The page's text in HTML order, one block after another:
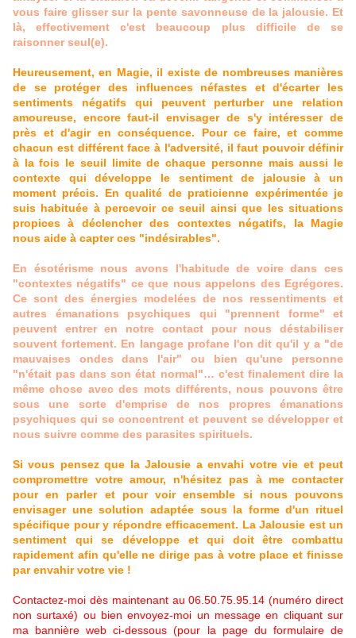
vous faire glisser sur la pente savonneuse de la jalousie. Et
là, effectivement c'est beaucoup plus difficile de se
raisonner seul(e).
Heureusement, en Magie, il existe de nombreuses manières
de se protéger des influences néfastes et d'écarter les
sentiments négatifs qui peuvent perturber une relation
amoureuse, encore faut-il envisager de s'y intéresser de
près et d'agir en conséquence. Pour ce faire, et comme
chacun est différent face à l'adversité, il faut pouvoir définir
à la fois le seuil limite de chaque personne mais aussi le
contexte qui développe le sentiment de jalousie à un
moment précis. En qualité de praticienne expérimentée je
suis habituée à percevoir ce seuil ainsi que les situations
propices à déclencher des contextes négatifs, la Magie
nous aide à capter ces "indésirables".
En ésotérisme nous avons l'habitude de voire dans ces
"contextes négatifs" ce que nous appelons des Egrégores.
Ce sont des énergies modelées de nos ressentiments et
autres émanations psychiques qui "prennent forme" et
peuvent entrer en notre contact pour nous déstabiliser
souvent fortement. En langage profane l'on dit qu'il y a "de
mauvaises ondes dans l'air" ou bien qu'une personne
"n'était pas dans son état normal"… c'est finalement dire la
même chose avec des mots différents, nous pouvons être
sous une sorte d'emprise de nos propres émanations
psychiques qui se concentrent et peuvent se développer et
nous suivre comme des parasites spirituels.
Si vous pensez que la Jalousie a envahi votre vie et peut
compromettre votre amour, n'hésitez pas à me contacter
pour en parler et pour voir ensemble si nous pouvons
envisager une solution adaptée sous la forme d'un rituel
spécifique pour y répondre efficacement. La Jalousie est un
sentiment qui se développe et qui doit être combattu
rapidement afin qu'elle ne dirige pas à votre place et finisse
par envahir votre vie !
Contactez-moi dès maintenant au 06.50.75.95.14 (numéro direct
non surtaxé) ou bien envoyez-moi un message en cliquant sur
ma bannière web ci-dessous (pour la page du formulaire de